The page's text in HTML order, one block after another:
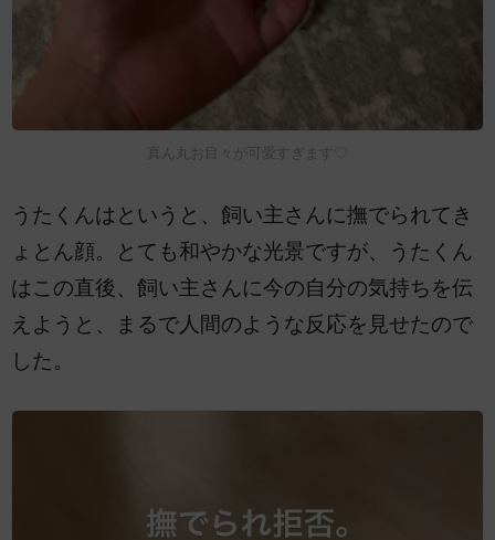
真ん丸お目々が可愛すぎます♡
うたくんはというと、飼い主さんに撫でられてき
ょとん顔。とても和やかな光景ですが、うたくん
はこの直後、飼い主さんに今の自分の気持ちを伝
えようと、まるで人間のような反応を見せたので
した。